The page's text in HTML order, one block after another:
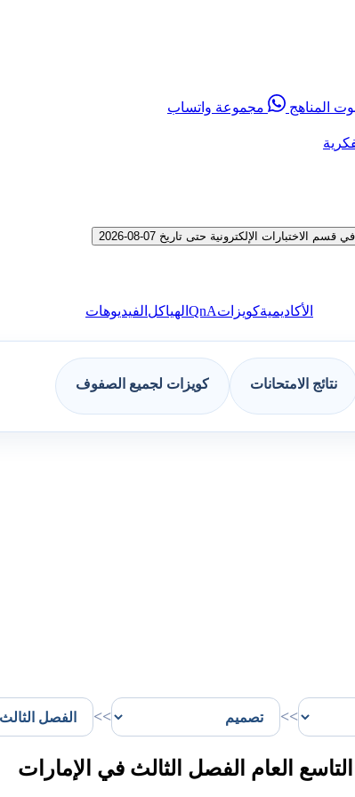
المناهج
مجموعة واتساب
الإلكترونية حتى تاريخ 07-08-2026
الأكاديميةكويزاتQnA الهياكل الفيديوهات
نتائج الامتحانات كويزات لجميع الصفوف
>>
>>
العام الفصل الثالث في الإمارات